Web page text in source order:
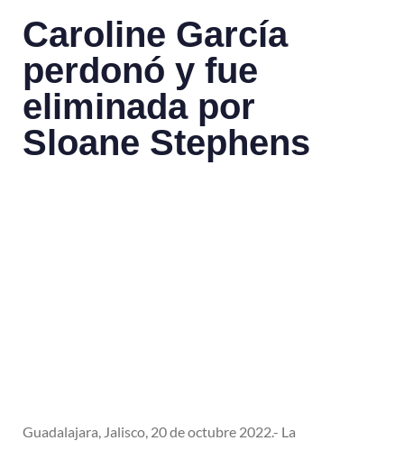
Caroline García
perdonó y fue
eliminada por
Sloane Stephens
Guadalajara, Jalisco, 20 de octubre 2022.- La